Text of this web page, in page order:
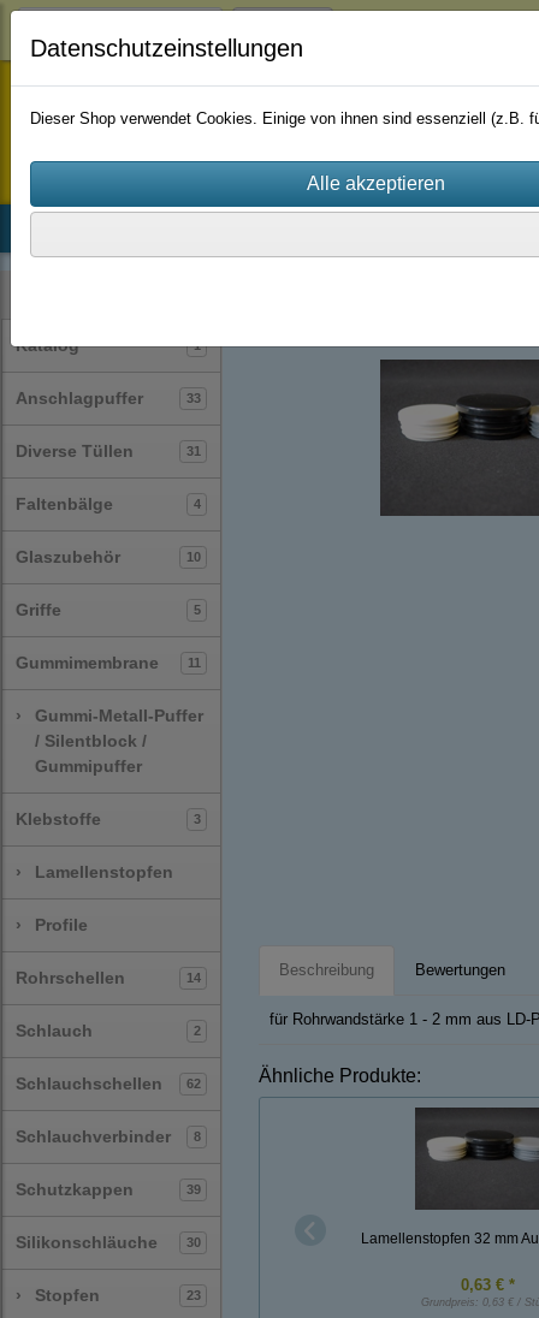
staufenbiel-berlin
Katalog 1
Anschlagpuffer 33
Diverse Tüllen 31
Faltenbälge 4
Glaszubehör 10
Griffe 5
Gummimembrane 11
›
Gummi-Metall-Puffer
/ Silentblock /
Gummipuffer
Klebstoffe 3
› Lamellenstopfen
› Profile
Rohrschellen 14
Schlauch 2
Schlauchschellen 62
Schlauchverbinder 8
Schutzkappen 39
Silikonschläuche 30
› Stopfen 23
Beschreibung Bewertungen
für Rohrwandstärke 1 - 2 mm aus LD-
Ähnliche Produkte:
Lamellenstopfen 32 mm
0,63 € *
Grundpreis: 0,63 € /
Datenschutzeinstellungen
Dieser Shop verwendet Cookies. Einige von ihnen sind essenziell (z.B.